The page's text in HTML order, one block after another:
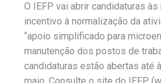
O IEFP vai abrir candidaturas às
incentivo à normalização da
“apoio simplificado para
manutenção dos postos de
candidaturas estão abertas até